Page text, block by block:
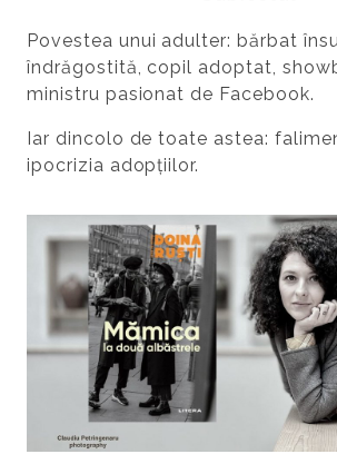
Povestea unui adulter: bărbat
îndrăgostită, copil adoptat,
ministru pasionat de Facebook.
Iar dincolo de toate astea:
ipocrizia adopțiilor.